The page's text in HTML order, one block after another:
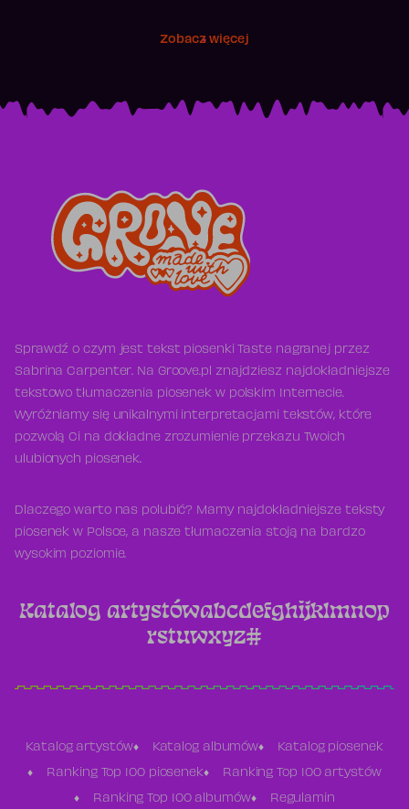
Zobacz więcej
Sprawdź o czym jest tekst piosenki Taste nagranej przez
Sabrina Carpenter. Na Groove.pl znajdziesz najdokładniejsze
tekstowo tłumaczenia piosenek w polskim Internecie.
Wyróżniamy się unikalnymi interpretacjami tekstów, które
pozwolą Ci na dokładne zrozumienie przekazu Twoich
ulubionych piosenek.
Dlaczego warto nas polubić? Mamy najdokładniejsze teksty
piosenek w Polsce, a nasze tłumaczenia stoją na bardzo
wysokim poziomie.
Katalog artystówabcdefghijklmnop
rstuwxyz#
Katalog artystów Katalog albumów Katalog piosenek
Ranking Top 100 piosenek Ranking Top 100 artystów
Ranking Top 100 albumów Regulamin